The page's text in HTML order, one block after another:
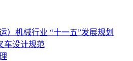
）机械行业 “十一五”发展规划
车设计规范